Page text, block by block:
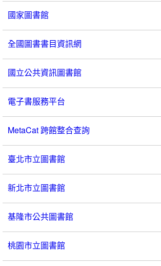
國家圖書館
全國圖書書目資訊網
國立公共資訊圖書館
電子書服務平台
MetaCat 跨館整合查詢
臺北市立圖書館
新北市立圖書館
基隆市公共圖書館
桃園市立圖書館